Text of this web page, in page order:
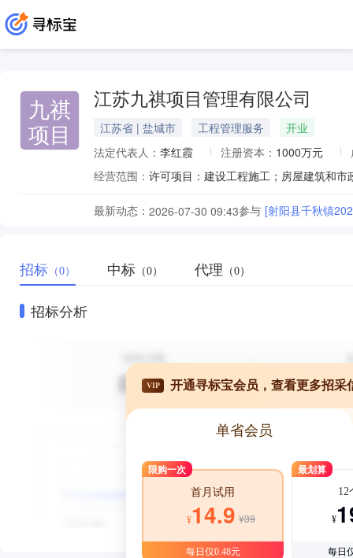
九祺
项目
江苏九祺项目管理有限公司
江苏省 | 盐城市 工程管理服务
开业
法定代表人： 李红霞 注册资本： 1000万元
经营范围：
最新动态： 2026-07-30 09:43参与 [射阳县千秋镇
招标 （0） 中标 （0） 代理 （0）
招标分析
VIP 开通寻标宝会员，查看更多招采
单省会员
限购一次
首月试用
¥14.9 ¥39
每日仅0.48元
最划算
12
¥
每日